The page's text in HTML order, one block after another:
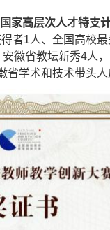
国家高层次人才特支
者1人、全国高校
徽省教坛新秀4人
学术和技术带头人